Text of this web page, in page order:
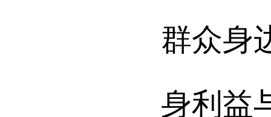
群众身
身利益